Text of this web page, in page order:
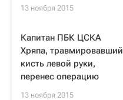
13 ноября 2015
Капитан ПБК ЦСКА
Хряпа, травмировавший
кисть левой руки,
перенес операцию
13 ноября 2015